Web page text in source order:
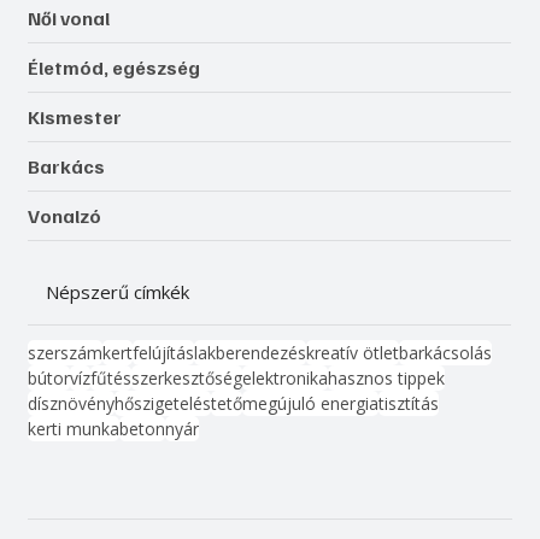
Női vonal
Életmód, egészség
Kismester
Barkács
Vonalzó
Népszerű címkék
szerszámkertfelújításlakberendezéskreatív ötletbarkácsolás
bútorvízfűtésszerkesztőségelektronikahasznos tippek
dísznövényhőszigeteléstetőmegújuló energiatisztítás
kerti munkabetonnyár